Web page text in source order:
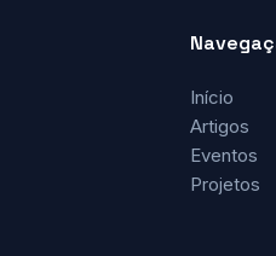
Início
Artigos
Eventos
Projetos